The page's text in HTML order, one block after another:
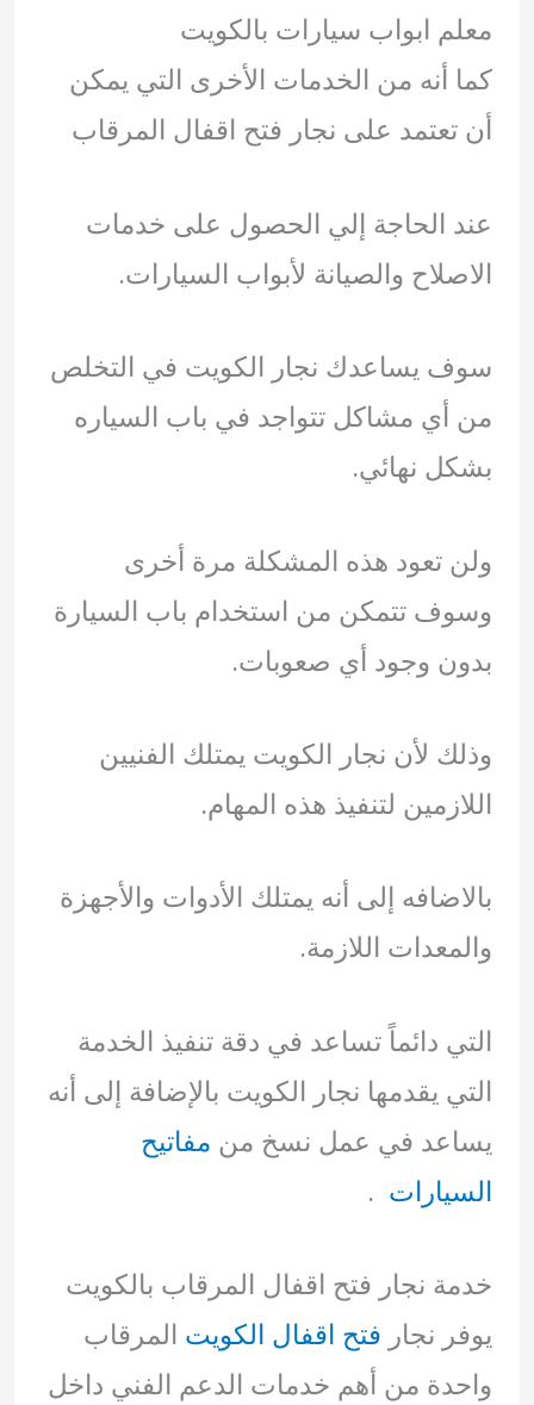
معلم ابواب سيارات بالكويت
كما أنه من الخدمات الأخرى التي يمكن
أن تعتمد على نجار فتح اقفال المرقاب
عند الحاجة إلي الحصول على خدمات
الاصلاح والصيانة لأبواب السيارات.
سوف يساعدك نجار الكويت في التخلص
من أي مشاكل تتواجد في باب السياره
بشكل نهائي.
ولن تعود هذه المشكلة مرة أخرى
وسوف تتمكن من استخدام باب السيارة
بدون وجود أي صعوبات.
وذلك لأن نجار الكويت يمتلك الفنيين
اللازمين لتنفيذ هذه المهام.
بالاضافه إلى أنه يمتلك الأدوات والأجهزة
والمعدات اللازمة.
التي دائماً تساعد في دقة تنفيذ الخدمة
التي يقدمها نجار الكويت بالإضافة إلى أنه
يساعد في عمل نسخ من مفاتيح
السيارات .
خدمة نجار فتح اقفال المرقاب بالكويت
يوفر نجار فتح اقفال الكويت المرقاب
واحدة من أهم خدمات الدعم الفني داخل